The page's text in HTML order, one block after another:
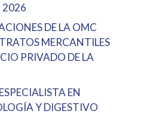
2026
DE LA OMC
MERCANTILES
PRIVADO DE LA
EN
Y DIGESTIVO